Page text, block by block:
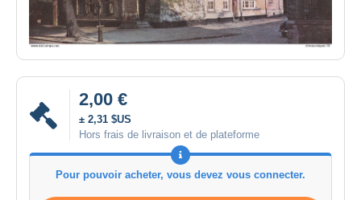
2,00 €
± 2,31 $US
Hors frais de livraison et de plateforme
Pour pouvoir acheter, vous devez vous connecter.